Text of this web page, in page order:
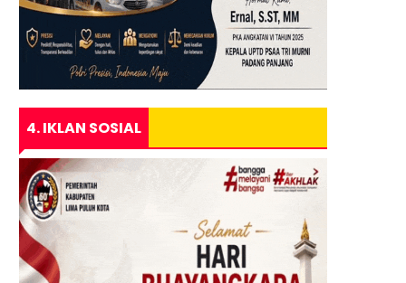
4. IKLAN SOSIAL